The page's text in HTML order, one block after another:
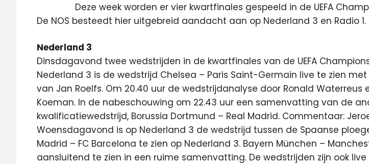
Deze week worden er vier kwartfinales gespeeld in de UEFA
De NOS besteedt hier uitgebreid aandacht aan op Nederland 3 en Radio 1.
Nederland 3
Dinsdagavond twee wedstrijden in de kwartfinales van de UEFA
Nederland 3 is de wedstrijd Chelsea – Paris Saint-Germain live te zien
van Jan Roelfs. Om 20.40 uur de wedstrijdanalyse door Ronald Waterreus
Koeman. In de nabeschouwing om 22.43 uur een samenvatting van de
kwalificatiewedstrijd, Borussia Dortmund – Real Madrid. Commentaar:
Woensdagavond is op Nederland 3 de wedstrijd tussen de Spaanse
Madrid – FC Barcelona te zien op Nederland 3. Bayern München –
aansluitend te zien in een ruime samenvatting. De wedstrijden zijn ook